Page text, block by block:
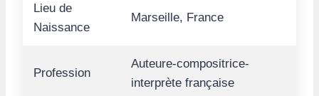
Lieu de
Naissance
Marseille, France
Profession
Auteure-compositrice-
interprète française